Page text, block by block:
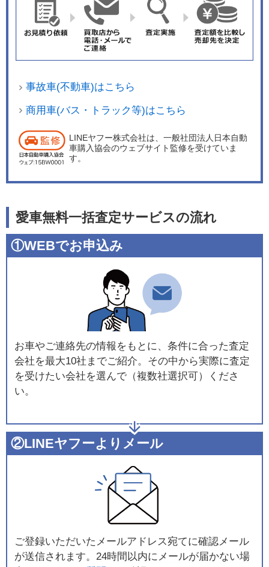
事故車(不動車)はこちら
商用車(バス・トラック等)はこちら
LINEヤフー株式会社は、一般社団法人日本自動
車購入協会のウェブサイト監修を受けていま
す。
愛車無料一括査定サービスの流れ
①WEBでお申込み
お車やご連絡先の情報をもとに、条件に合った査定
会社を最大10社までご紹介。その中から実際に査定
を受けたい会社を選んで（複数社選択可）くださ
い。
②LINEヤフーよりメール
ご登録いただいたメールアドレス宛てに確認メール
が送信されます。24時間以内にメールが届かない場